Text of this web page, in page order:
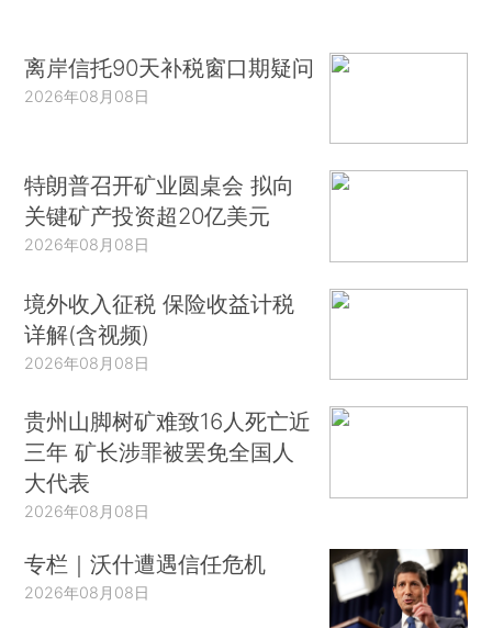
离岸信托90天补税窗口期疑问
2026年08月08日
特朗普召开矿业圆桌会 拟向
关键矿产投资超20亿美元
2026年08月08日
境外收入征税 保险收益计税
详解(含视频)
2026年08月08日
贵州山脚树矿难致16人死亡近
三年 矿长涉罪被罢免全国人
大代表
2026年08月08日
专栏｜沃什遭遇信任危机
2026年08月08日